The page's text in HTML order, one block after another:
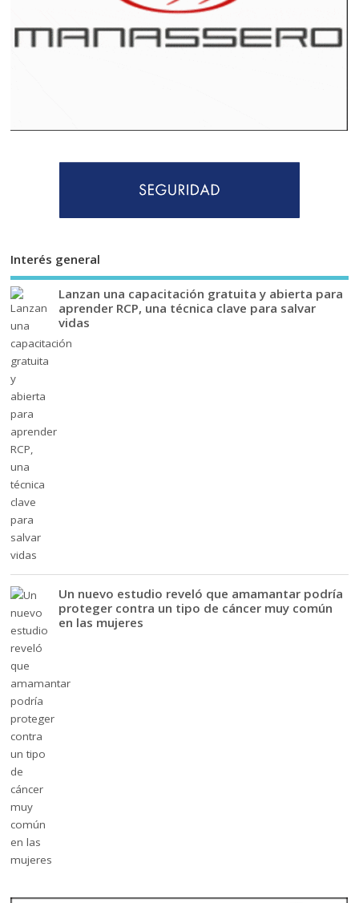
Interés general
Lanzan una capacitación gratuita y abierta para
aprender RCP, una técnica clave para salvar
vidas
Un nuevo estudio reveló que amamantar podría
proteger contra un tipo de cáncer muy común
en las mujeres